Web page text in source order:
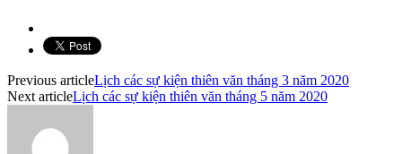
Previous articleLịch các sự kiện thiên văn tháng 3 năm 2020
Next articleLịch các sự kiện thiên văn tháng 5 năm 2020